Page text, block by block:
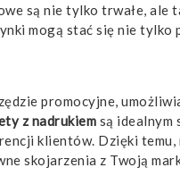
są nie tylko trwałe,
mogą stać się nie
promocyjne,
z nadrukiem są idealnym
klientów. Dzięki
skojarzenia z Twoją